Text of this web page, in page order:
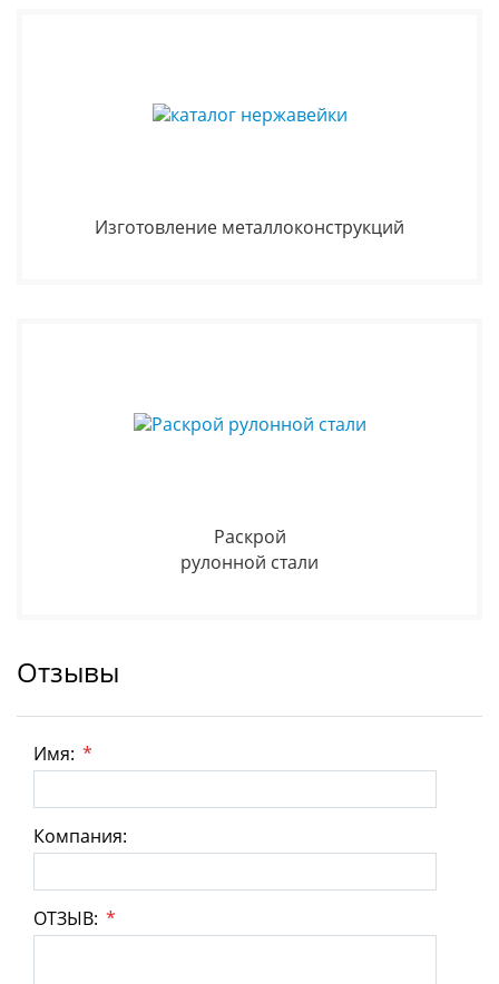
Изготовление металлоконструкций
Раскрой
рулонной стали
Отзывы
Имя: *
Компания:
ОТЗЫВ: *